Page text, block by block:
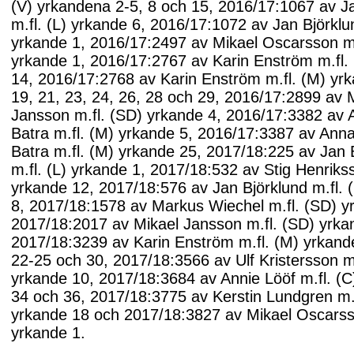
(V) yrkandena 2-5, 8 och 15, 2016/17:1067 av
m.fl. (L) yrkande 6, 2016/17:1072 av Jan
yrkande 1, 2016/17:2497 av Mikael Oscarsson
yrkande 1, 2016/17:2767 av Karin Enström
14, 2016/17:2768 av Karin Enström m.fl. (M)
19, 21, 23, 24, 26, 28 och 29, 2016/17:2899 av
Jansson m.fl. (SD) yrkande 4, 2016/17:3382 av
Batra m.fl. (M) yrkande 5, 2016/17:3387 av
Batra m.fl. (M) yrkande 25, 2017/18:225 av Jan
m.fl. (L) yrkande 1, 2017/18:532 av Stig
yrkande 12, 2017/18:576 av Jan Björklund m.fl.
8, 2017/18:1578 av Markus Wiechel m.fl. (SD)
2017/18:2017 av Mikael Jansson m.fl. (SD)
2017/18:3239 av Karin Enström m.fl. (M)
22-25 och 30, 2017/18:3566 av Ulf Kristersson
yrkande 10, 2017/18:3684 av Annie Lööf m.fl.
34 och 36, 2017/18:3775 av Kerstin Lundgren
yrkande 18 och 2017/18:3827 av Mikael
yrkande 1.